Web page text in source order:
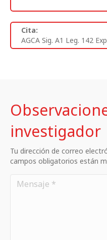
Cita:
AGCA Sig. A1 Leg. 142
investigador
Tu dirección de correo
campos obligatorios están